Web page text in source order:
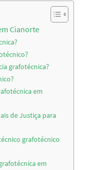
Cianorte
grafotécnica?
em
de Justiça para
grafotécnico
em